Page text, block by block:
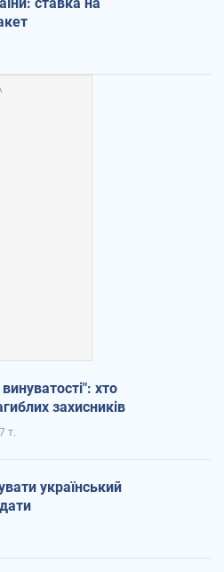
хто
захисників
т.
український